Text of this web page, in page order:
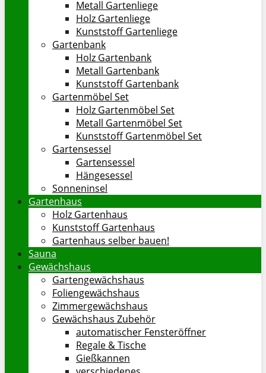
Metall Gartenliege
Holz Gartenliege
Kunststoff Gartenliege
Gartenbank
Holz Gartenbank
Metall Gartenbank
Kunststoff Gartenbank
Gartenmöbel Set
Holz Gartenmöbel Set
Metall Gartenmöbel Set
Kunststoff Gartenmöbel Set
Gartensessel
Gartensessel
Hängesessel
Sonneninsel
Gartenhaus
Holz Gartenhaus
Kunststoff Gartenhaus
Gartenhaus selber bauen!
Sauna
Gewächshaus
Gartengewächshaus
Foliengewächshaus
Zimmergewächshaus
Gewächshaus Zubehör
automatischer Fensteröffner
Regale & Tische
Gießkannen